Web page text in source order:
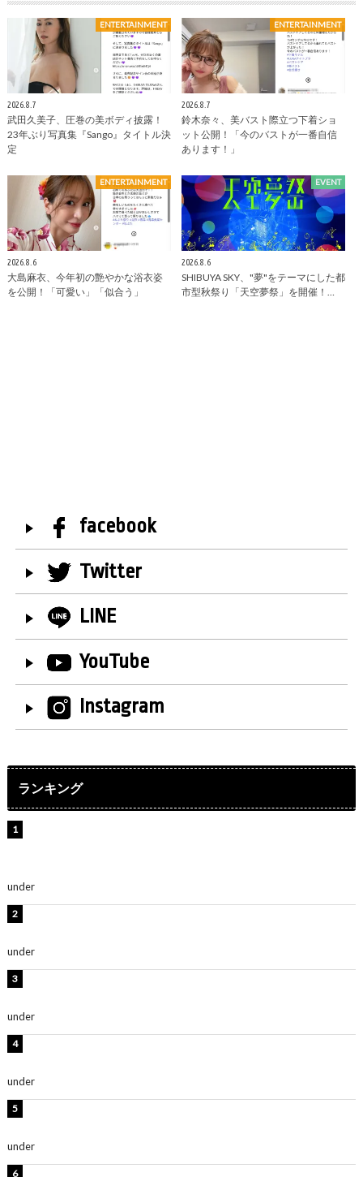
ENTERTAINMENT
2026.8.7
武田久美子、圧巻の美ボディ披露！
23年ぶり写真集『Sango』タイトル決
定
ENTERTAINMENT
2026.8.7
鈴木奈々、美バスト際立つ下着ショ
ット公開！「今のバストが一番自信
あります！」
ENTERTAINMENT
2026.8.6
大島麻衣、今年初の艶やかな浴衣姿
を公開！「可愛い」「似合う」
EVENT
2026.8.6
SHIBUYA SKY、"夢"をテーマにした都
市型秋祭り「天空夢祭」を開催！…
facebook
Twitter
LINE
YouTube
Instagram
ランキング
under
under
under
under
under